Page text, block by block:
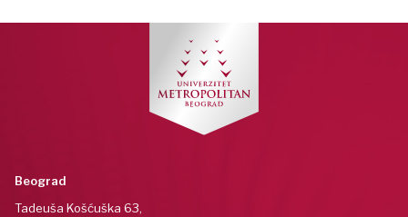
Beograd
Tadeuša Košćuška 63,